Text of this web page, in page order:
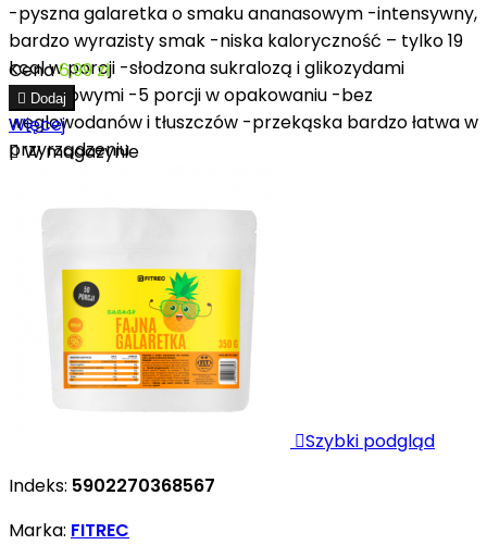
-pyszna galaretka o smaku ananasowym -intensywny,
bardzo wyrazisty smak -niska kaloryczność – tylko 19
kcal w porcji -słodzona sukralozą i glikozydami
stewiolowymi -5 porcji w opakowaniu -bez
węglowodanów i tłuszczów -przekąska bardzo łatwa w
przyrządzeniu
Cena6,99 zł
 Dodaj
Więcej
W magazynie
Szybki podgląd
Indeks: 5902270368567
Marka: FITREC